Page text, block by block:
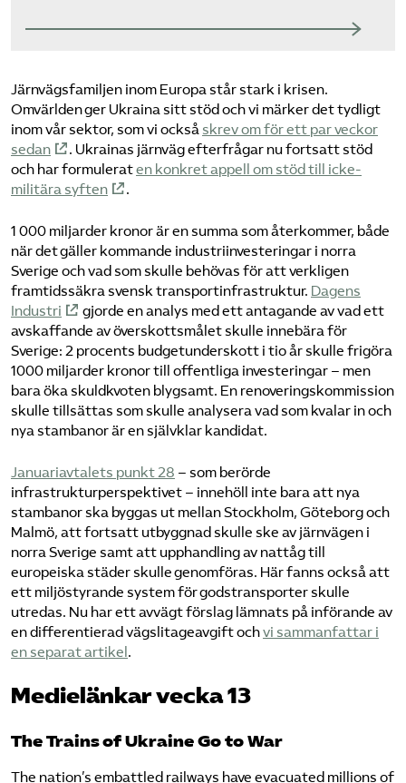
Järnvägsfamiljen inom Europa står stark i krisen.
Omvärlden ger Ukraina sitt stöd och vi märker det tydligt
inom vår sektor, som vi också skrev om för ett par veckor
sedan
. Ukrainas järnväg efterfrågar nu fortsatt stöd
och har formuleraten konkret appell om stöd till icke-
militära syften
.
1 000 miljarder kronor är en summa som återkommer, både
när det gäller kommande industriinvesteringar i norra
Sverige och vad som skulle behövas för att verkligen
framtidssäkra svensk transportinfrastruktur. Dagens
Industri
gjorde en analys med ett antagande av vad ett
avskaffande av överskottsmålet skulle innebära för
Sverige: 2 procents budgetunderskott i tio år skulle frigöra
1000 miljarder kronor till offentliga investeringar – men
bara öka skuldkvoten blygsamt. En renoveringskommission
skulle tillsättas som skulle analysera vad som kvalar in och
nya stambanor är en självklar kandidat.
Januariavtalets punkt 28 – som berörde
infrastrukturperspektivet – innehöll inte bara att nya
stambanor ska byggas ut mellan Stockholm, Göteborg och
Malmö, att fortsatt utbyggnad skulle ske av järnvägen i
norra Sverige samt att upphandling av nattåg till
europeiska städer skulle genomföras. Här fanns också att
ett miljöstyrande system för godstransporter skulle
utredas. Nu har ett avvägt förslag lämnats på införande av
en differentierad vägslitageavgift ochvi sammanfattar i
en separat artikel .
Medielänkar vecka 13
The Trains of Ukraine Go to War
The nation’s embattled railways have evacuated millions of